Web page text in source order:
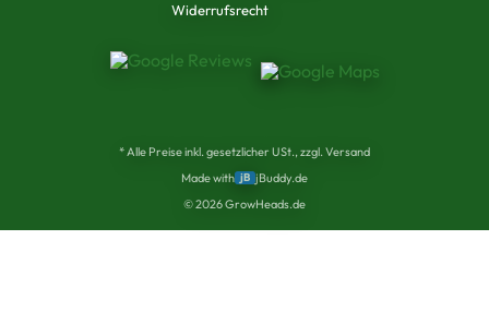
Widerrufsrecht
* Alle Preise inkl. gesetzlicher USt., zzgl. Versand
Made with jB jBuddy.de
©2026GrowHeads.de